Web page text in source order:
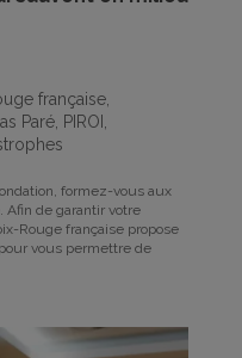
française,
Paré, PIROI
formez-vous aux
de garantir votre
Rouge française propose
vous permettre de